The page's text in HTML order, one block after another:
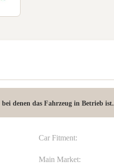
bei denen das Fahrzeug in Betrieb ist.
Car Fitment:
Main Market: